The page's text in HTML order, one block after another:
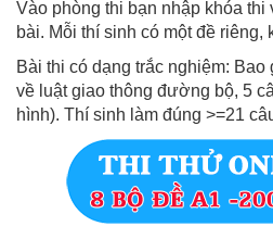
Vào phòng thi bạn nhập khóa thi
bài. Mỗi thí sinh có một đề riêng,
Bài thi có dạng trắc nghiệm:
về luật giao thông đường bộ, 5
hình). Thí sinh làm đúng >=21